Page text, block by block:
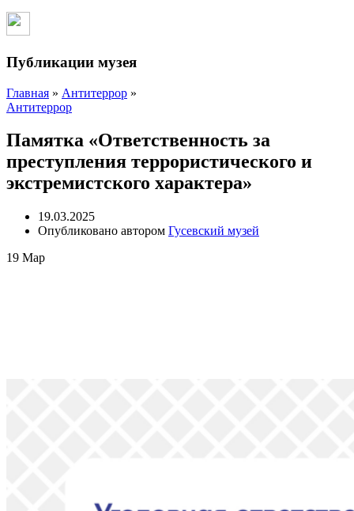
Публикации музея
Главная » Антитеррор »
Антитеррор
Памятка «Ответственность за
преступления террористического и
экстремистского характера»
19.03.2025
Опубликовано автором Гусевский музей
19 Мар